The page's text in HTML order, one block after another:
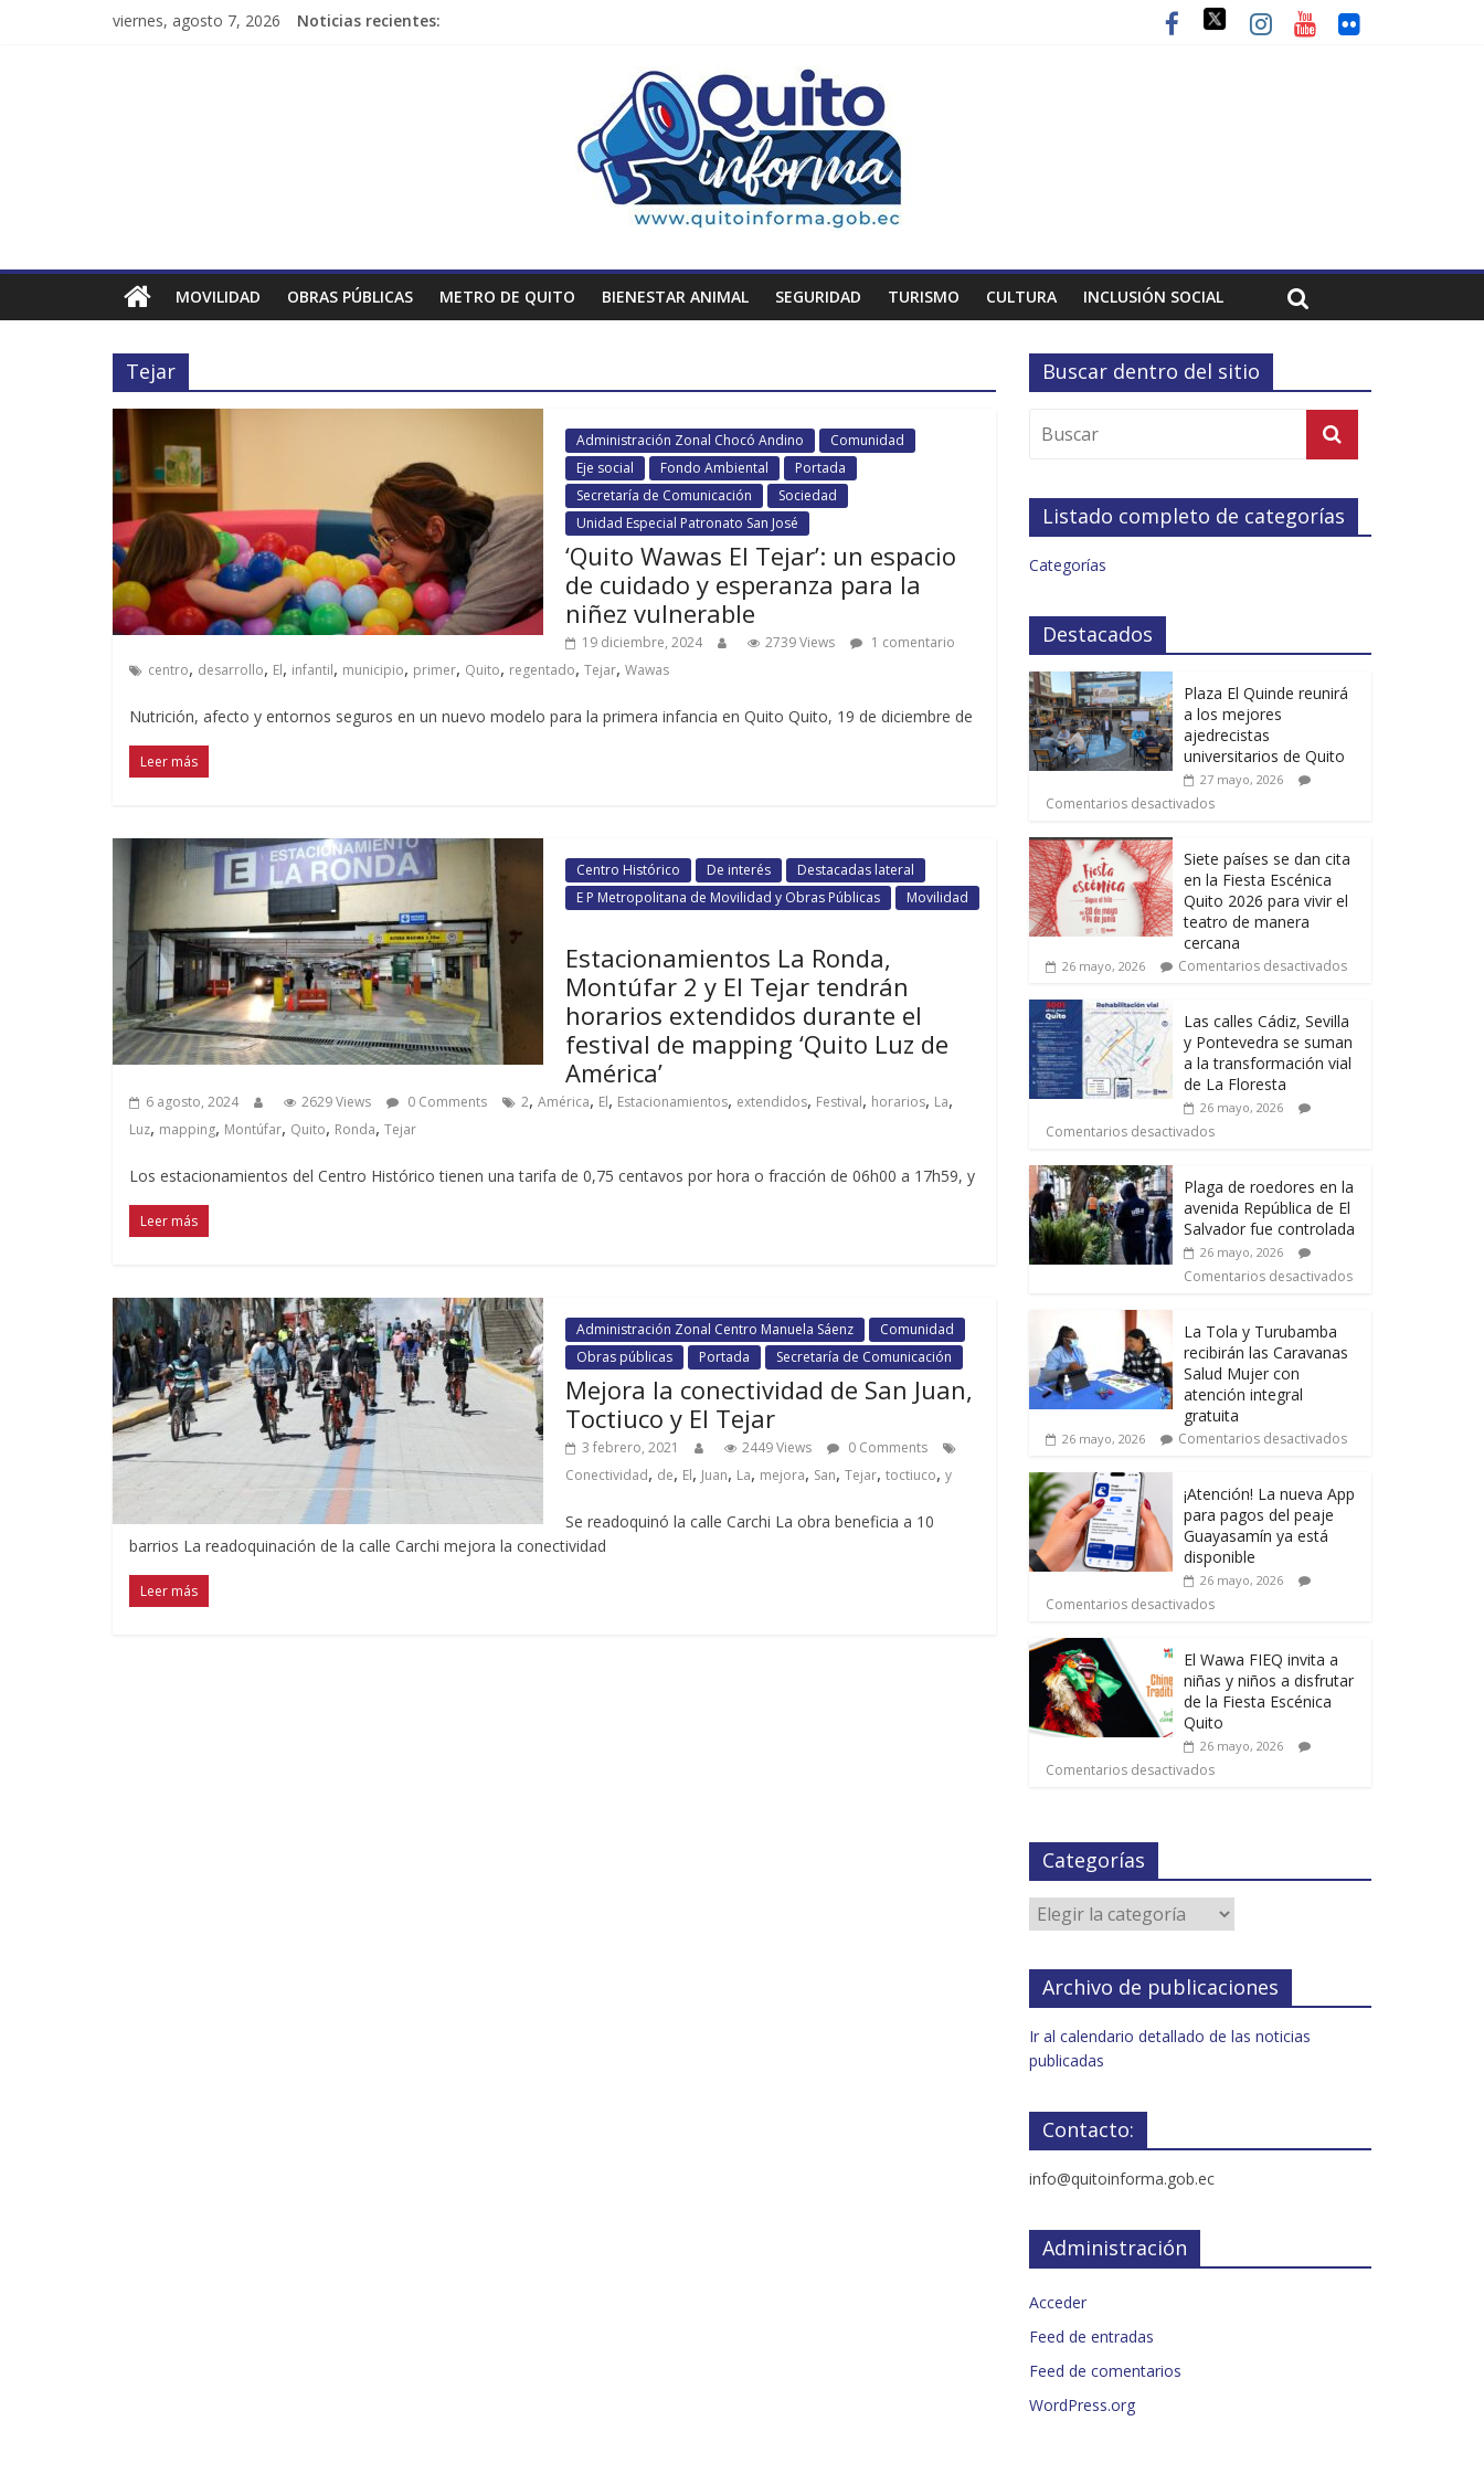
viernes, agosto 7, 2026 Noticias recientes:
MOVILIDAD OBRAS PÚBLICAS METRO DE QUITO BIENESTAR ANIMAL SEGURIDAD TURISMO CULTURA INCLUSIÓN SOCIAL
Tejar
Administración Zonal Chocó Andino
Comunidad
Eje social
Fondo Ambiental
Portada
Secretaría de Comunicación
Sociedad
Unidad Especial Patronato San José
‘Quito Wawas El Tejar’: un espacio
de cuidado y esperanza para la
niñez vulnerable
19 diciembre, 2024 2739 Views
1 comentario
centro, desarrollo, El, infantil, municipio, primer, Quito, regentado, Tejar, Wawas
Nutrición, afecto y entornos seguros en un nuevo modelo para la primera infancia en Quito Quito, 19 de diciembre de
Leer más
Centro Histórico De interés
Destacadas lateral
E P Metropolitana de Movilidad y Obras Públicas
Movilidad
Estacionamientos La Ronda,
Montúfar 2 y El Tejar tendrán
horarios extendidos durante el
festival de mapping ‘Quito Luz de
América’
6 agosto, 2024 2629 Views 0 Comments 2, América, El, Estacionamientos, extendidos, Festival, horarios, La,
Luz, mapping, Montúfar, Quito, Ronda, Tejar
Los estacionamientos del Centro Histórico tienen una tarifa de 0,75 centavos por hora o fracción de 06h00 a 17h59, y
Leer más
Administración Zonal Centro Manuela Sáenz
Comunidad
Obras públicas
Portada Secretaría de Comunicación
Mejora la conectividad de San Juan,
Toctiuco y El Tejar
3 febrero, 2021 2449 Views
0 Comments
Conectividad, de, El, Juan, La, mejora, San, Tejar, toctiuco, y
Se readoquinó la calle Carchi La obra beneficia a 10
barrios La readoquinación de la calle Carchi mejora la conectividad
Leer más
Buscar dentro del sitio
Listado completo de categorías
Categorías
Destacados
Plaza El Quinde reunirá
a los mejores
ajedrecistas
universitarios de Quito
27 mayo, 2026
Comentarios desactivados
Siete países se dan cita
en la Fiesta Escénica
Quito 2026 para vivir el
teatro de manera
cercana
26 mayo, 2026 Comentarios desactivados
Las calles Cádiz, Sevilla
y Pontevedra se suman
a la transformación vial
de La Floresta
26 mayo, 2026
Comentarios desactivados
Plaga de roedores en la
avenida República de El
Salvador fue controlada
26 mayo, 2026
Comentarios desactivados
La Tola y Turubamba
recibirán las Caravanas
Salud Mujer con
atención integral
gratuita
26 mayo, 2026 Comentarios desactivados
¡Atención! La nueva App
para pagos del peaje
Guayasamín ya está
disponible
26 mayo, 2026
Comentarios desactivados
El Wawa FIEQ invita a
niñas y niños a disfrutar
de la Fiesta Escénica
Quito
26 mayo, 2026
Comentarios desactivados
Categorías
Archivo de publicaciones
Ir al calendario detallado de las noticias
publicadas
Contacto:
info@quitoinforma.gob.ec
Administración
Acceder
Feed de entradas
Feed de comentarios
WordPress.org